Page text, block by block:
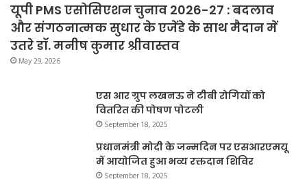
यूपी PMS एसोसिएशन चुनाव 2026-27 : बदलाव
और संगठनात्मक सुधार के एजेंडे के साथ मैदान में
उतरे डॉ. मनीष कुमार श्रीवास्तव
May 29, 2026
एस आर ग्रुप लखनऊ ने टीबी रोगियों को
वितरित की पोषण पोटली
September 18, 2025
प्रधानमंत्री मोदी के जन्मदिन पर एसआरएमयू
में आयोजित हुआ भव्य रक्तदान शिविर
September 18, 2025